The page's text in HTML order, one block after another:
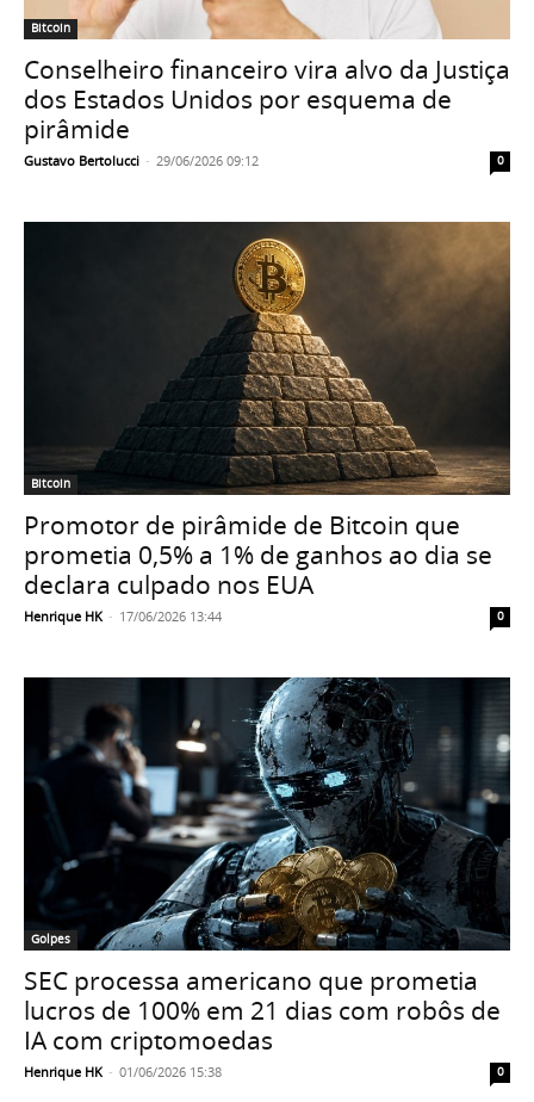
Bitcoin
Conselheiro financeiro vira alvo da Justiça
dos Estados Unidos por esquema de
pirâmide
Gustavo Bertolucci - 29/06/2026 09:12 0
Bitcoin
Promotor de pirâmide de Bitcoin que
prometia 0,5% a 1% de ganhos ao dia se
declara culpado nos EUA
Henrique HK - 17/06/2026 13:44 0
Golpes
SEC processa americano que prometia
lucros de 100% em 21 dias com robôs de
IA com criptomoedas
Henrique HK - 01/06/2026 15:38 0